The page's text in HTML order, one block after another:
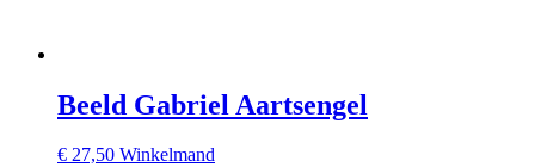
Beeld Gabriel Aartsengel
€ 27,50 Winkelmand